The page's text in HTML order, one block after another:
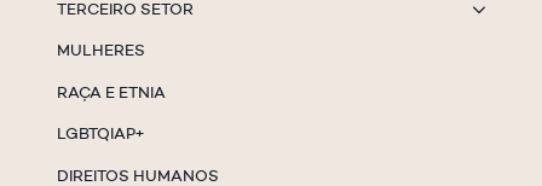
TERCEIRO SETOR
MULHERES
RAÇA E ETNIA
LGBTQIAP+
DIREITOS HUMANOS